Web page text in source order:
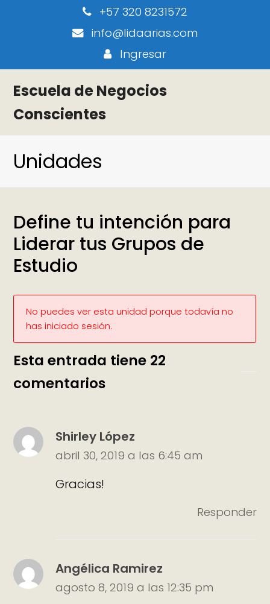
+57 320 8231572
info@lidaarias.com
Ingresar
Escuela de Negocios
Conscientes
Unidades
Define tu intención para
Liderar tus Grupos de
Estudio
No puedes ver esta unidad porque todavía no
has iniciado sesión.
Esta entrada tiene 22
comentarios
Shirley López
abril 30, 2019 a las 6:45 am
Gracias!
Responder
Angélica Ramirez
agosto 8, 2019 a las 12:35 pm